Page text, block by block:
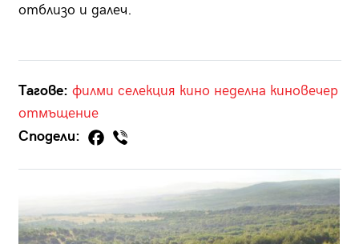
отблизо и далеч.
Тагове: филми селекция кино неделна киновечер
отмъщение
Сподели: